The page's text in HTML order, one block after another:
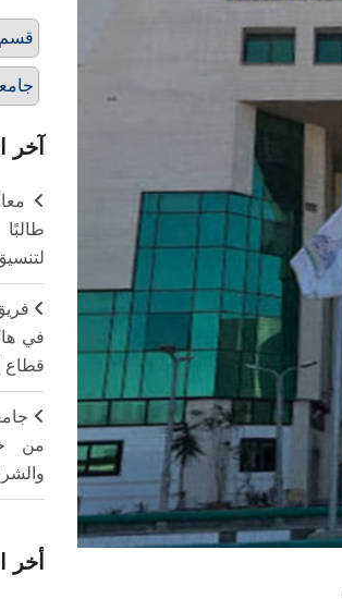
قسم
آخر
في
قطاع
من
أخر